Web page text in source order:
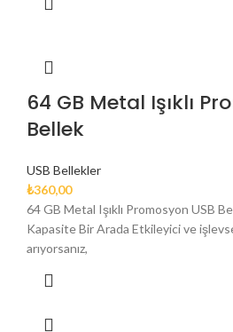
64 GB Metal Işıklı
Bellek
USB Bellekler
₺360,00
64 GB Metal Işıklı Promosyon USB
Kapasite Bir Arada Etkileyici ve
arıyorsanız,